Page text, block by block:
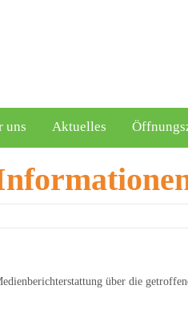
uns Aktuelles
über die